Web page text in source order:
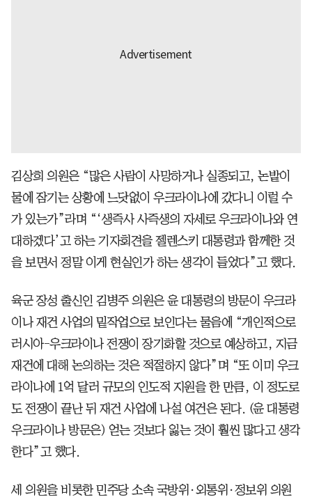
김상희 의원은 “많은 사람이 사망하거나 실종되고, 논밭이
물에 잠기는 상황에 느닷없이 우크라이나에 갔다니 이럴 수
가 있는가”라며 “‘생즉사 사즉생의 자세로 우크라이나와 연
대하겠다’고 하는 기자회견을 젤렌스키 대통령과 함께한 것
을 보면서 정말 이게 현실인가 하는 생각이 들었다”고 했다.
육군 장성 출신인 김병주 의원은 윤 대통령의 방문이 우크라
이나 재건 사업의 밑작업으로 보인다는 물음에 “개인적으로
러시아-우크라이나 전쟁이 장기화할 것으로 예상하고, 지금
재건에 대해 논의하는 것은 적절하지 않다”며 “또 이미 우크
라이나에 1억 달러 규모의 인도적 지원을 한 만큼, 이 정도로
도 전쟁이 끝난 뒤 재건 사업에 나설 여건은 된다. (윤 대통령
우크라이나 방문은) 얻는 것보다 잃는 것이 훨씬 많다고 생각
한다”고 했다.
세 의원을 비롯한 민주당 소속 국방위·외통위·정보위 의원